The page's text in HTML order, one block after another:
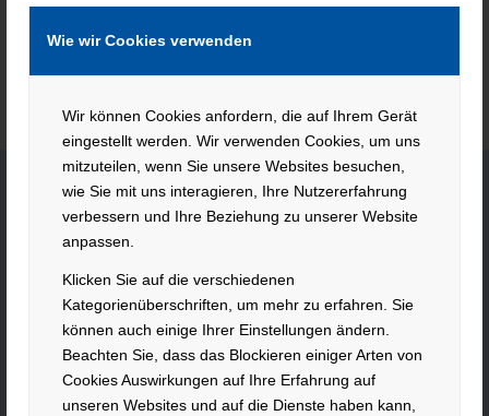
Wie wir Cookies verwenden
Wir können Cookies anfordern, die auf Ihrem Gerät
eingestellt werden. Wir verwenden Cookies, um uns
mitzuteilen, wenn Sie unsere Websites besuchen,
wie Sie mit uns interagieren, Ihre Nutzererfahrung
verbessern und Ihre Beziehung zu unserer Website
anpassen.
Klicken Sie auf die verschiedenen
Kategorienüberschriften, um mehr zu erfahren. Sie
können auch einige Ihrer Einstellungen ändern.
Beachten Sie, dass das Blockieren einiger Arten von
Cookies Auswirkungen auf Ihre Erfahrung auf
unseren Websites und auf die Dienste haben kann,
KONTAKT
Hacker Feinmechanik GmbH
Im Polder 2 / Neuhausen
94560 Offenberg
Tel. +49 991 99800 – 0
Fax. +49 991 91564